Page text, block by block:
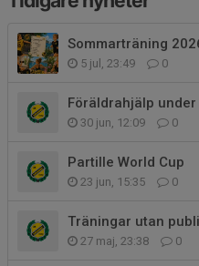
Sommarträning
5 jul, 23:49 0
Föräldrahjälp under
30 jun, 12:09 0
Partille World Cup
23 jun, 15:35 0
Träningar utan
27 maj, 23:38 0